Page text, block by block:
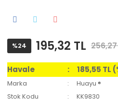
%24 195,32 TL 256,27
Havale 185,55 TL
Marka
Huayu ®
Stok Kodu
KK9830